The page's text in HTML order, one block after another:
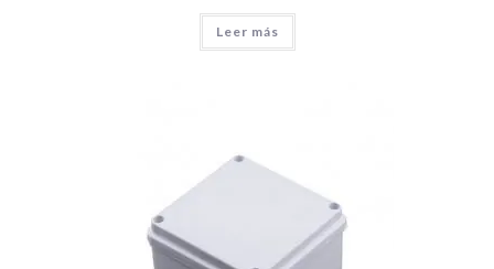
Leer más